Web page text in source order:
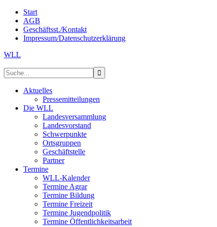
Start
AGB
Geschäftsst./Kontakt
Impressum/Datenschutzerklärung
WLL
Aktuelles
Pressemitteilungen
Die WLL
Landesversammlung
Landesvorstand
Schwerpunkte
Ortsgruppen
Geschäftstelle
Partner
Termine
WLL-Kalender
Termine Agrar
Termine Bildung
Termine Freizeit
Termine Jugendpolitik
Termine Öffentlichkeitsarbeit